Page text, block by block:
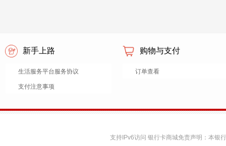
新手上路
生活服务平台服务协议
支付注意事项
购物与支付
订单查看
支持IPv6访问 银行卡商城免责声明：本银